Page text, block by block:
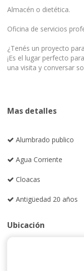
Almacén o dietética.
Oficina de servicios
¿Tenés un proyecto
¡Es el lugar perfecto
una visita y conversar
Mas detalles
Alumbrado publico
Agua Corriente
Cloacas
Antigüedad 20 años
Ubicación